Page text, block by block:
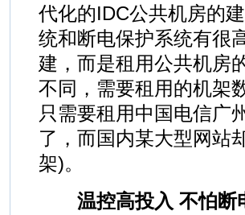
代化的IDC公共机房的
统和断电保护系统有很
建，而是租用公共机房
不同，需要租用的机架
只需要租用中国电信广
了，而国内某大型网站
架)。
温控高投入 不怕断